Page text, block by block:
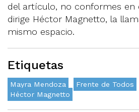
del artículo, no conformes en
dirige Héctor Magnetto, la
mismo espacio.
Etiquetas
Mayra Mendoza Frente de Todos
Héctor Magnetto